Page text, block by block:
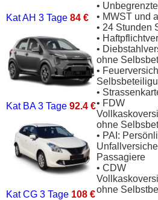
Kat AH 3 Tage 84 €
Kat BA3 Tage 92.4 €
Kat CG 3 Tage 108 €
•
• MWST und
• 24 Stunden
•
•
ohne
•
•
• FDW
ohne
• PAI:
Passagiere
• CDW
ohne